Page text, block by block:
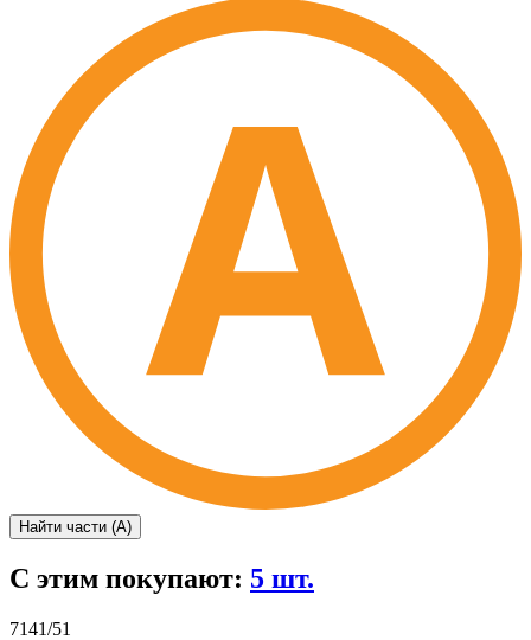
Найти части (А)
С этим покупают: 5 шт.
7141/51